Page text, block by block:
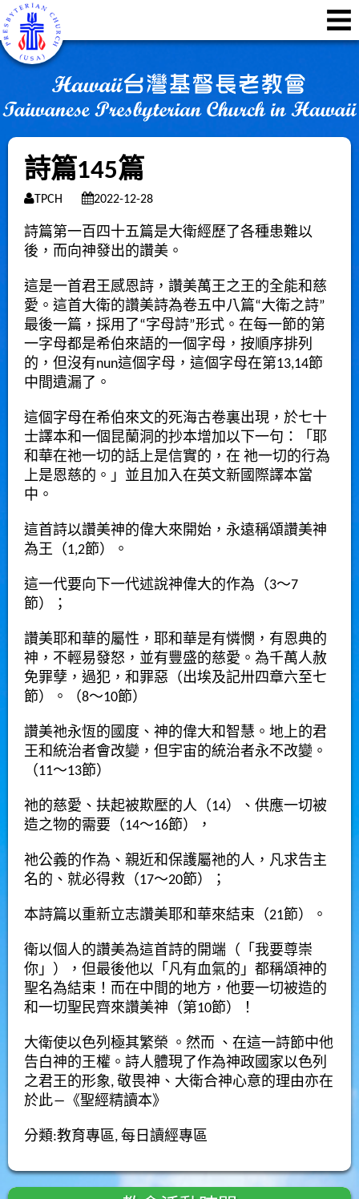
詩篇145篇
TPCH 2022-12-28
詩篇第一百四十五篇是大衛經歷了各種患難以
後，而向神發出的讚美。
這是一首君王感恩詩，讚美萬王之王的全能和慈
愛。這首大衛的讚美詩為卷五中八篇“大衛之詩”
最後一篇，採用了“字母詩”形式。在每一節的第
一字母都是希伯來語的一個字母，按順序排列
的，但沒有 nun這個字母，這個字母在第13,14節
中間遺漏了。
這個字母在希伯來文的死海古卷裏出現，於七十
士譯本和一個昆蘭洞的抄本增加以下一句：「耶
和華在祂一切的話上是信實的，在 祂一切的行為
上是恩慈的。」並且加入在英文新國際譯本當
中。
這首詩以讚美神的偉大來開始，永遠稱頌讚美神
為王（1,2節）。
這一代要向下一代述說神偉大的作為（3～7
節）；
讚美耶和華的屬性，耶和華是有憐憫，有恩典的
神，不輕易發怒，並有豐盛的慈愛。為千萬人赦
免罪孽，過犯，和罪惡（出埃及記卅四章六至七
節）。（8～10節）
讚美祂永恆的國度、神的偉大和智慧。地上的君
王和統治者會改變，但宇宙的統治者永不改變。
（11～13節）
祂的慈愛、扶起被欺壓的人（14）、供應一切被
造之物的需要（14～16節），
祂公義的作為、親近和保護屬祂的人，凡求告主
名的、就必得救（17～20節）；
本詩篇以重新立志讚美耶和華來結束（21節）。
衛以個人的讚美為這首詩的開端（「我要尊崇
你」），但最後他以「凡有血氣的」都稱頌神的
聖名為結束！而在中間的地方，他要一切被造的
和一切聖民齊來讚美神（第10節）！
大衛使以色列極其繁榮 。然而 、在這一詩節中他
告白神的王權。詩人體現了作為神政國家以色列
之君王的形象, 敬畏神、大衛合神心意的理由亦在
於此― 《聖經精讀本》
分類:教育專區, 每日讀經專區